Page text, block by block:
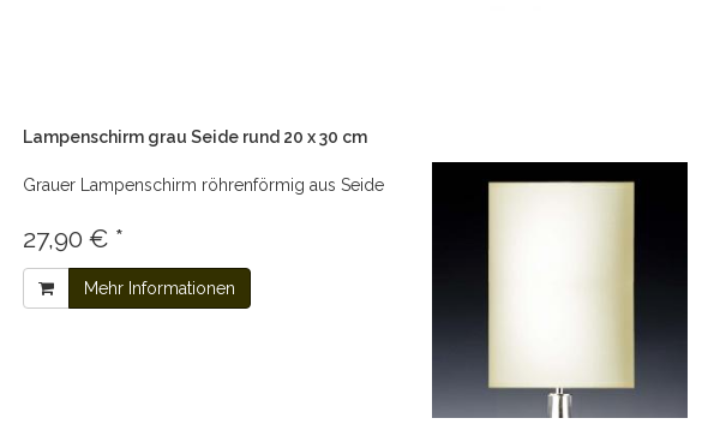
Lampenschirm grau Seide rund 20 x 30 cm
Grauer Lampenschirm röhrenförmig aus Seide
27,90 € *
Mehr Informationen